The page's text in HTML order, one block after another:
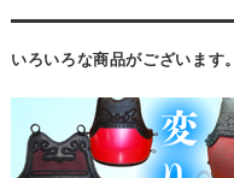
いろいろな商品がございます。